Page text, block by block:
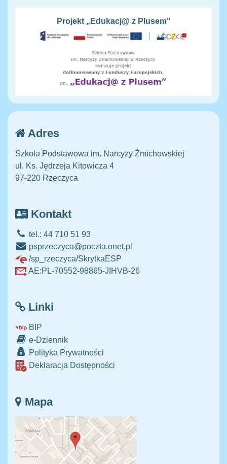
Projekt „Edukacj@ z Plusem"
Adres
Szkoła Podstawowa im. Narcyzy Żmichowskiej
ul. Ks. Jędrzeja Kitowicza 4
97-220 Rzeczyca
Kontakt
tel.: 44 710 51 93
psprzeczyca@poczta.onet.pl
/sp_rzeczyca/SkrytkaESP
AE:PL-70552-98865-JIHVB-26
Linki
BIP
e-Dziennik
Polityka Prywatności
Deklaracja Dostępności
Mapa